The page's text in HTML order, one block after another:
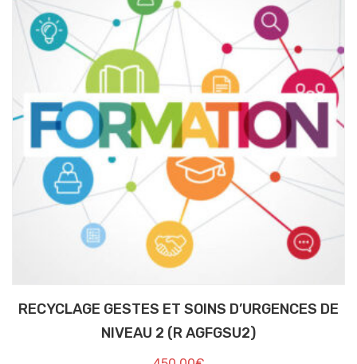
RECYCLAGE GESTES ET SOINS D’URGENCES DE
NIVEAU 2 (R AGFGSU2)